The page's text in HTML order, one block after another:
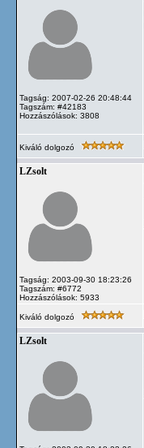
Tagság: 2007-02-26 20:48:44
Tagszám: #42183
Hozzászólások: 3808
Kiváló dolgozó
LZsolt
Tagság: 2003-09-30 18:23:26
Tagszám: #6772
Hozzászólások: 5933
Kiváló dolgozó
LZsolt